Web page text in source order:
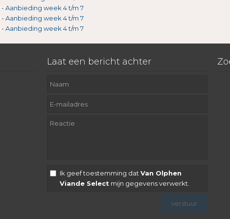
-Aanbieding week 4 t/m 7
-Aanbieding week 4 t/m 7
-Aanbieding week 4 t/m 7
Laat een bericht achter
Ik geef toestemming dat Van Olphen
Viande Select mijn gegevens verwerkt.